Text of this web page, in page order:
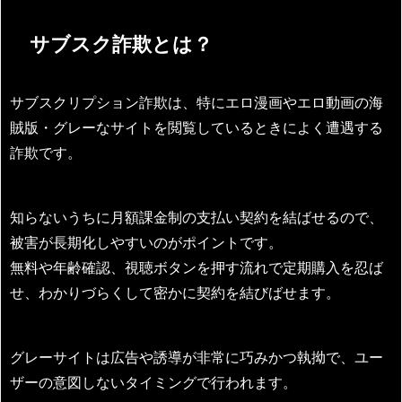
サブスク詐欺とは？
サブスクリプション詐欺は、特にエロ漫画やエロ動画の海
賊版・グレーなサイトを閲覧しているときによく遭遇する
詐欺です。
知らないうちに月額課金制の支払い契約を結ばせるので、
被害が長期化しやすいのがポイントです。
無料や年齢確認、視聴ボタンを押す流れで定期購入を忍ば
せ、わかりづらくして密かに契約を結びばせます。
グレーサイトは広告や誘導が非常に巧みかつ執拗で、ユー
ザーの意図しないタイミングで行われます。